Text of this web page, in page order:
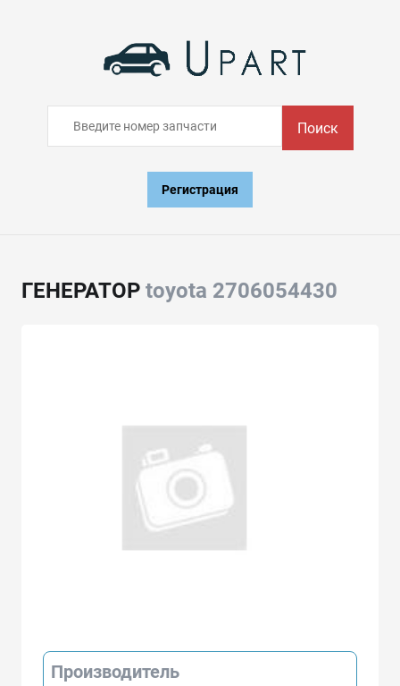
Поиск
Регистрация
ГЕНЕРАТОР toyota 2706054430
Производитель